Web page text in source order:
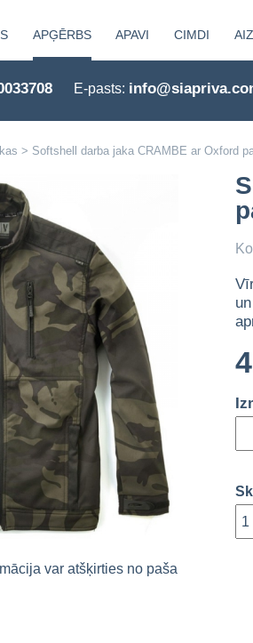
APĢĒRBS APAVI CIMDI
E-pasts:
> Softshell darba jaka CRAMBE ar Oxford
var atšķirties no paša